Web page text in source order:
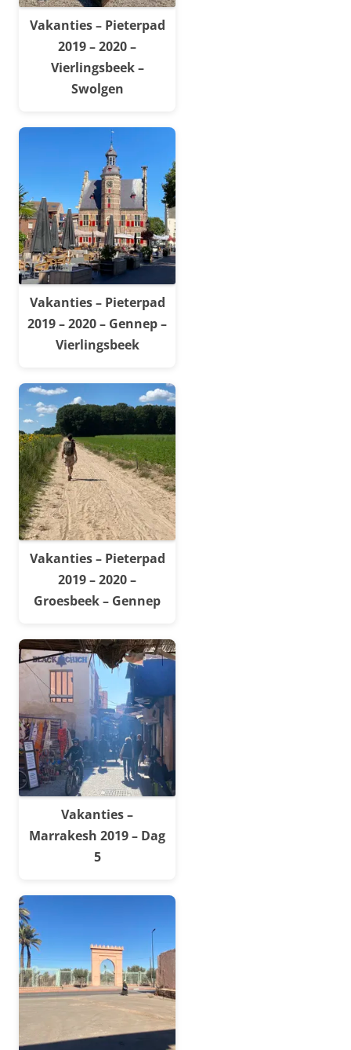
Vakanties – Pieterpad
2019 – 2020 –
Vierlingsbeek –
Swolgen
Vakanties – Pieterpad
2019 – 2020 – Gennep –
Vierlingsbeek
Vakanties – Pieterpad
2019 – 2020 –
Groesbeek – Gennep
Vakanties –
Marrakesh 2019 – Dag
5